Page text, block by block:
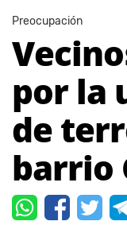
Preocupación
por la
de
barrio